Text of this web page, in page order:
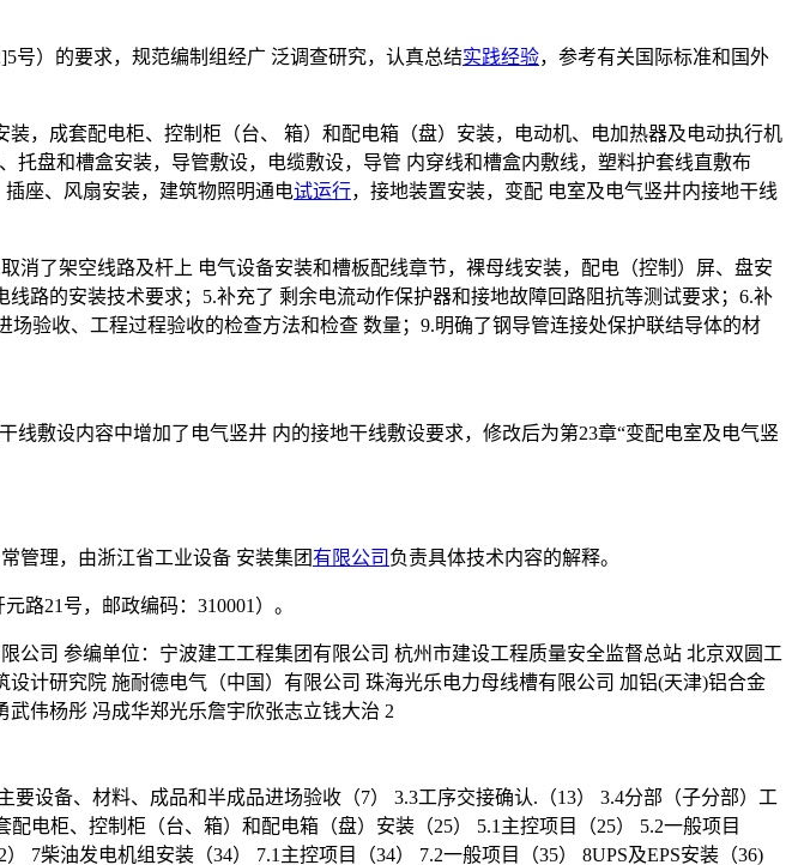
号）的要求，规范编制组经广 泛调查研究，认真总结实践经验，参考有关国际标准和国外
，成套配电柜、控制柜（台、 箱）和配电箱（盘）安装，电动机、电加热器及电动执行机
托盘和槽盒安装，导管敷设，电缆敷设，导管 内穿线和槽盒内敷线，塑料护套线直敷布
座、风扇安装，建筑物照明通电试运行，接地装置安装，变配 电室及电气竖井内接地干线
消了架空线路及杆上 电气设备安装和槽板配线章节，裸母线安装，配电（控制）屏、盘安
路的安装技术要求；5.补充了 剩余电流动作保护器和接地故障回路阻抗等测试要求；6.补
验收、工程过程验收的检查方法和检查 数量；9.明确了钢导管连接处保护联结导体的材
敷设内容中增加了电气竖井 内的接地干线敷设要求，修改后为第23章“变配电室及电气竖
管理，由浙江省工业设备 安装集团有限公司 负责具体技术内容的解释。
路21号，邮政编码：310001）。
司 参编单位：宁波建工工程集团有限公司 杭州市建设工程质量安全监督总站 北京双圆工
计研究院 施耐德电气（中国）有限公司 珠海光乐电力母线槽有限公司 加铝(天津)铝合金
伟杨彤 冯成华郑光乐詹宇欣张志立钱大治 2
要设备、材料、成品和半成品进场验收（7） 3.3工序交接确认.（13） 3.4分部（子分部）工
电柜、控制柜（台、箱）和配电箱（盘）安装（25） 5.1主控项目（25） 5.2一般项目
7柴油发电机组安装（34） 7.1主控项目（34） 7.2一般项目（35） 8UPS及EPS安装（36)